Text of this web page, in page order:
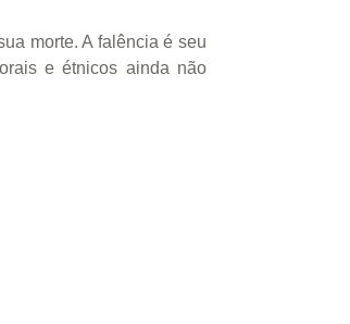
morte. A falência é seu
e étnicos ainda não